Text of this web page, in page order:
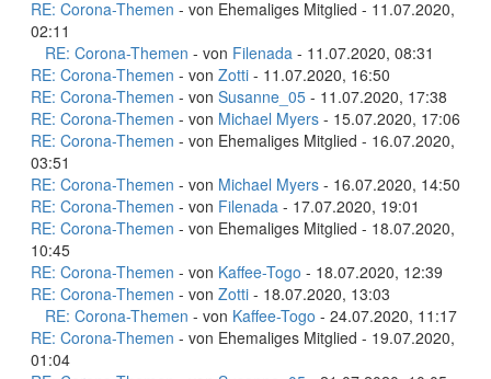
RE: Corona-Themen - von Ehemaliges Mitglied - 11.07.2020,
02:11
RE: Corona-Themen - von Filenada - 11.07.2020, 08:31
RE: Corona-Themen - von Zotti - 11.07.2020, 16:50
RE: Corona-Themen - von Susanne_05 - 11.07.2020, 17:38
RE: Corona-Themen - von Michael Myers - 15.07.2020, 17:06
RE: Corona-Themen - von Ehemaliges Mitglied - 16.07.2020,
03:51
RE: Corona-Themen - von Michael Myers - 16.07.2020, 14:50
RE: Corona-Themen - von Filenada - 17.07.2020, 19:01
RE: Corona-Themen - von Ehemaliges Mitglied - 18.07.2020,
10:45
RE: Corona-Themen - von Kaffee-Togo - 18.07.2020, 12:39
RE: Corona-Themen - von Zotti - 18.07.2020, 13:03
RE: Corona-Themen - von Kaffee-Togo - 24.07.2020, 11:17
RE: Corona-Themen - von Ehemaliges Mitglied - 19.07.2020,
01:04